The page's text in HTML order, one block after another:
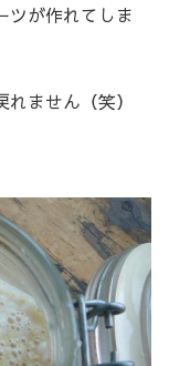
ツが作れてしま
ません（笑）